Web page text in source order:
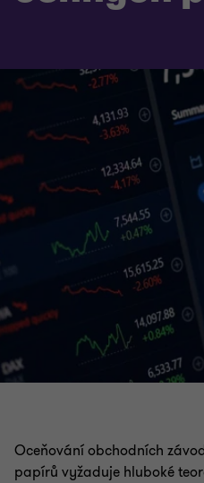
Oceňování obchodních
papírů vyžaduje hluboké